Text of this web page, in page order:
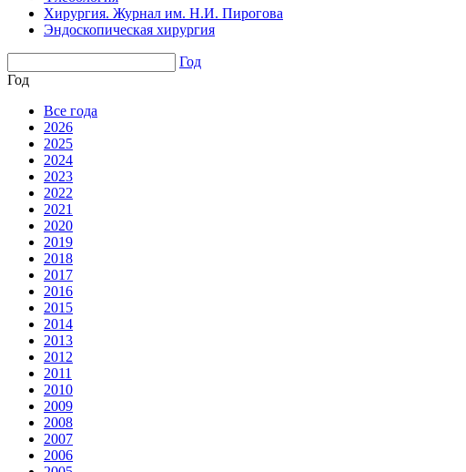
Хирургия. Журнал им. Н.И. Пирогова
Эндоскопическая хирургия
Год
Год
Все года
2026
2025
2024
2023
2022
2021
2020
2019
2018
2017
2016
2015
2014
2013
2012
2011
2010
2009
2008
2007
2006